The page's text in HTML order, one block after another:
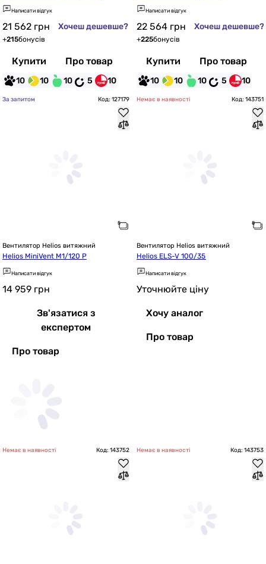
Написати відгук
21 562 грн Хочеш дешевше?
+215бонусів
Купити Про товар
10 10 10 5 10
Написати відгук
22 564 грн Хочеш дешевше?
+225бонусів
Купити Про товар
10 10 10 5 10
За запитом Код: 127179
Вентилятор Helios витяжний
Helios MiniVent M1/120 P
Написати відгук
14 959 грн
Зв'язатися з
експертом
Про товар
Немає в наявності Код: 143751
Вентилятор Helios витяжний
Helios ELS-V 100/35
Написати відгук
Уточнюйте ціну
Хочу аналог
Про товар
Немає в наявності Код: 143752 Немає в наявності Код: 143753